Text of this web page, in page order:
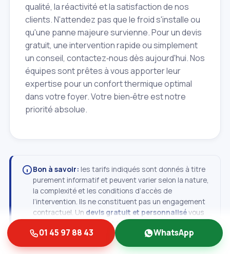
qualité, la réactivité et la satisfaction de nos
clients. N'attendez pas que le froid s'installe ou
qu'une panne majeure survienne. Pour un devis
gratuit, une intervention rapide ou simplement
un conseil, contactez‑nous dès aujourd'hui. Nos
équipes sont prêtes à vous apporter leur
expertise pour un confort thermique optimal
dans votre foyer. Votre bien‑être est notre
priorité absolue.
Bon à savoir: les tarifs indiqués sont donnés à titre
purement informatif et peuvent varier selon la nature,
la complexité et les conditions d’accès de
l’intervention. Ils ne constituent pas un engagement
contractuel. Un devis gratuit et personnalisévous
est toujours remis avant toute intervention —
contactez‑nous pour obtenir un tarif précis, adapté à
votre situation.
01 45 97 88 43 WhatsApp